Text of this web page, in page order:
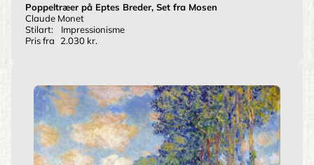
Poppeltræer på Eptes Breder, Set fra Mosen
Claude Monet
Stilart:
Impressionisme
Pris fra
2.030 kr.